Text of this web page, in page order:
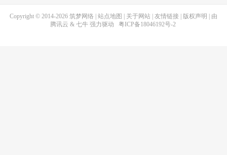
Copyright © 2014-2026 筑梦网络 站点地图 关于网站 友情链接 版权声明
| 由
腾讯云 & 七牛强力驱动 粤ICP备18046192号-2